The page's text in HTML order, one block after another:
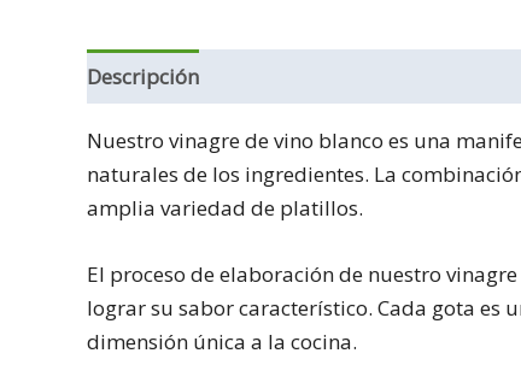
Descripción
Nuestro vinagre de vino blanco es una
naturales de los ingredientes. La
amplia variedad de platillos.
El proceso de elaboración de nuestro
lograr su sabor característico. Cada gota es
dimensión única a la cocina.